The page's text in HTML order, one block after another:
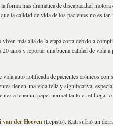
forma más dramática de discapacidad motora
la calidad de vida de los pacientes no es tan
más allá de la etapa corta debido a
años y reportar una buena calidad de vida a
vida auto notificada de pacientes crónicos con
tienen una vida feliz y significativa,
a tener un papel normal tanto en el hogar
van der Hoeven(Lepisto). Kati sufrió un